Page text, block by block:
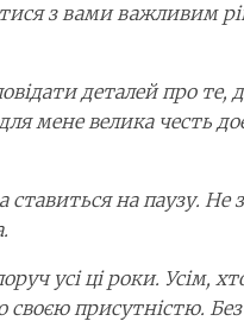
з вами важливим
деталей про
мене велика честь
ставиться на паузу.
усі ці роки. Усім,
присутністю. Без